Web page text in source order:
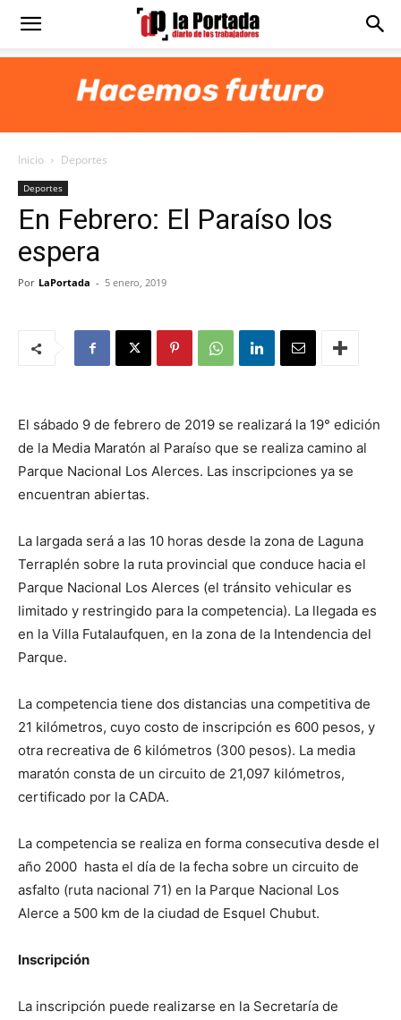
Diario
Portada
Inicio Deportes
Deportes
En Febrero: El Paraíso los
espera
Por LaPortada - 5 enero, 2019
El sábado 9 de febrero de 2019 se realizará la 19° edición
de la Media Maratón al Paraíso que se realiza camino al
Parque Nacional Los Alerces. Las inscripciones ya se
encuentran abiertas.
La largada será a las 10 horas desde la zona de Laguna
Terraplén sobre la ruta provincial que conduce hacia el
Parque Nacional Los Alerces (el tránsito vehicular es
limitado y restringido para la competencia). La llegada es
en la Villa Futalaufquen, en la zona de la Intendencia del
Parque.
La competencia tiene dos distancias una competitiva de
21 kilómetros, cuyo costo de inscripción es 600 pesos, y
otra recreativa de 6 kilómetros (300 pesos). La media
maratón consta de un circuito de 21,097 kilómetros,
certificado por la CADA.
La competencia se realiza en forma consecutiva desde el
año 2000 hasta el día de la fecha sobre un circuito de
asfalto (ruta nacional 71) en la Parque Nacional Los
Alerce a 500 km de la ciudad de Esquel Chubut.
Inscripción
La inscripción puede realizarse en la Secretaría de